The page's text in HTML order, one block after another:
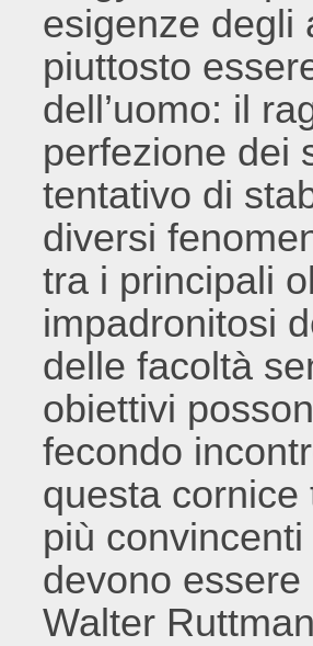
esigenze degli
piuttosto
dell’uomo: il
perfezione dei
tentativo di
diversi
tra i principali
impadronitosi
delle facoltà
obiettivi
fecondo
questa
più
devono
Walter